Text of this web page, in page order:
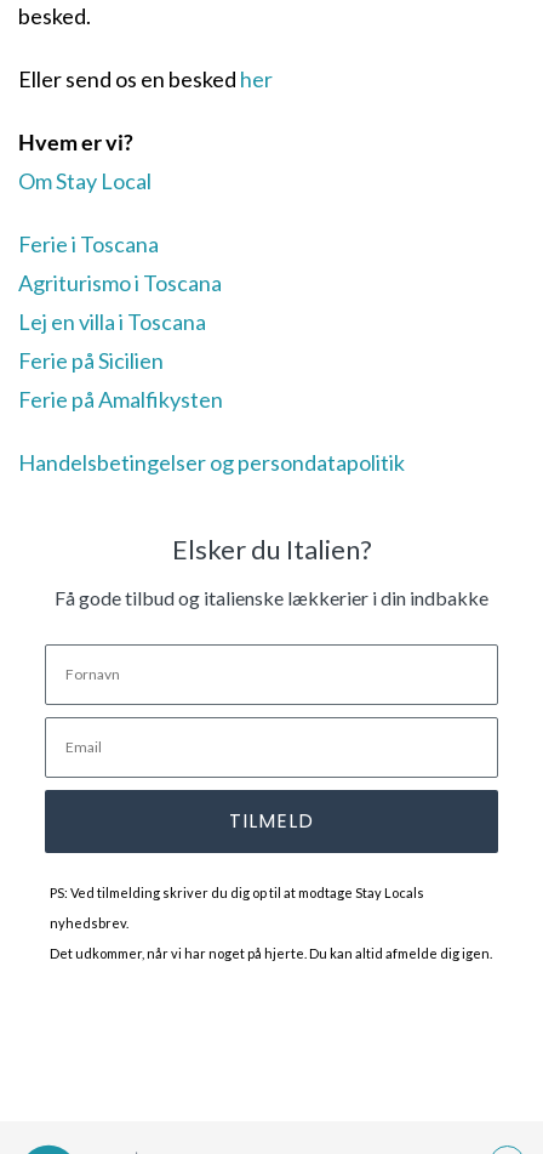
besked.
Eller send os en besked her
Hvem er vi?
Om Stay Local
Ferie i Toscana
Agriturismo i Toscana
Lej en villa i Toscana
Ferie på Sicilien
Ferie på Amalfikysten
Handelsbetingelser og persondatapolitik
Elsker du Italien?
Få gode tilbud og italienske lækkerier i din indbakke
TILMELD
PS: Ved tilmelding skriver du dig op til at modtage Stay Locals
nyhedsbrev.
Det udkommer, når vi har noget på hjerte. Du kan altid afmelde dig igen.